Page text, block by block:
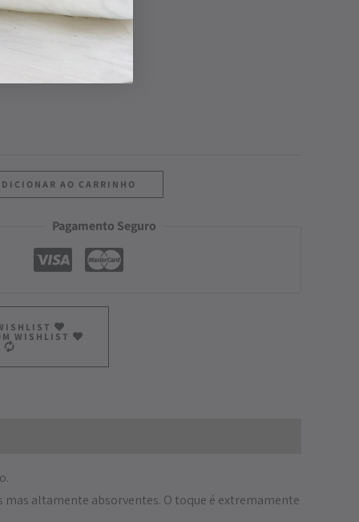
AO CARRINHO
Pagamento Seguro
WISHLIST
altamente absorventes. O toque é extremamente